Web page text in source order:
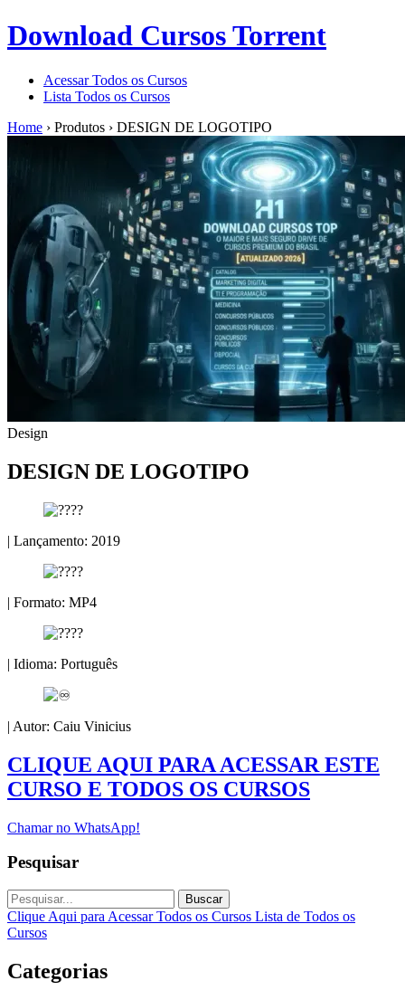
Download Cursos Torrent
Acessar Todos os Cursos
Lista Todos os Cursos
Home › Produtos › DESIGN DE LOGOTIPO
Design
DESIGN DE LOGOTIPO
| Lançamento: 2019
| Formato: MP4
| Idioma: Português
| Autor: Caiu Vinicius
CLIQUE AQUI PARA ACESSAR ESTE
CURSO E TODOS OS CURSOS
Chamar no WhatsApp!
Pesquisar
Buscar
Clique Aqui para Acessar Todos os Cursos Lista de Todos os
Cursos
Categorias